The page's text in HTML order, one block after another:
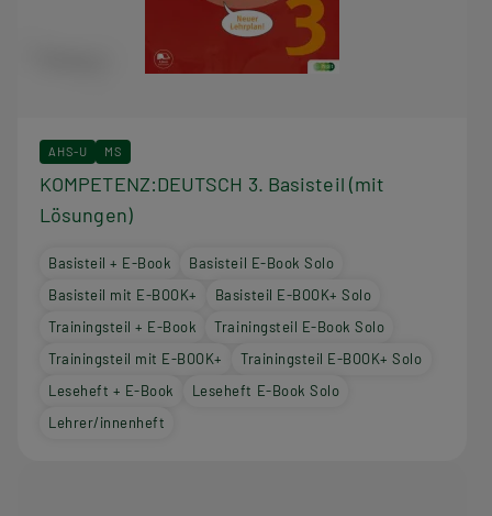
AHS-U MS
KOMPETENZ:DEUTSCH 3. Basisteil (mit
Lösungen)
Basisteil + E-Book
Basisteil E-Book Solo
Basisteil mit E-BOOK+
Basisteil E-BOOK+ Solo
Trainingsteil + E-Book
Trainingsteil E-Book Solo
Trainingsteil mit E-BOOK+
Trainingsteil E-BOOK+ Solo
Leseheft + E-Book
Leseheft E-Book Solo
Lehrer/innenheft